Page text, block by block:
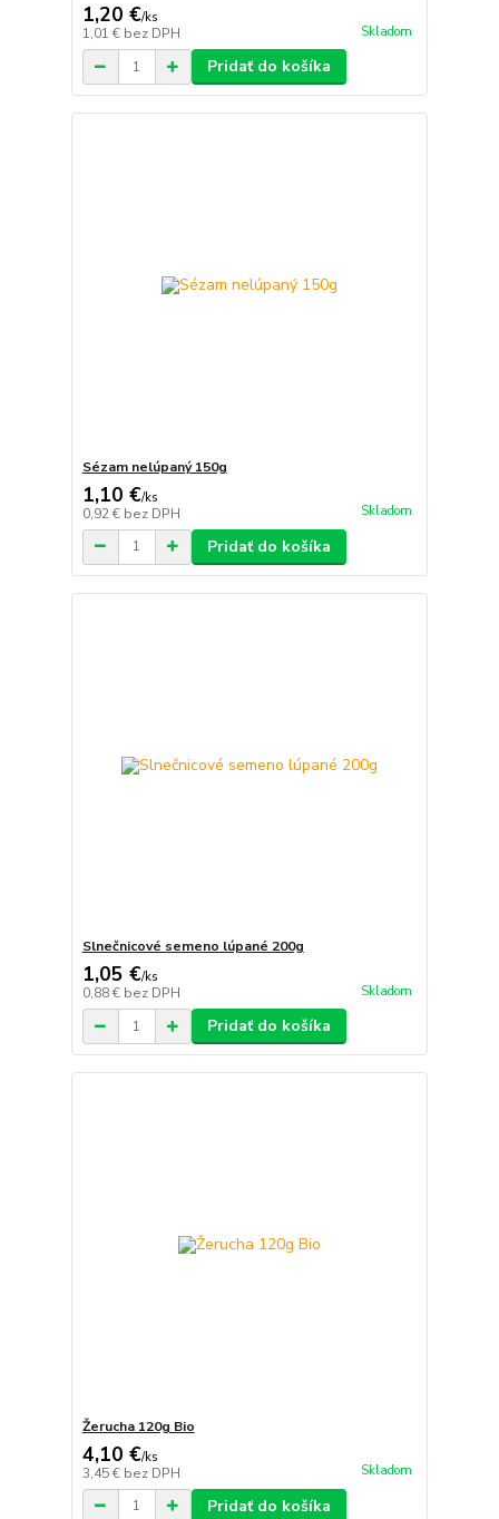
1,20 €/ks
1,01 € bez DPH Skladom
Pridať do košíka
Sézam nelúpaný 150g
1,10 €/ks
0,92 € bez DPH Skladom
Pridať do košíka
Slnečnicové semeno lúpané 200g
1,05 €/ks
0,88 € bez DPH Skladom
Pridať do košíka
Žerucha 120g Bio
4,10 €/ks
3,45 € bez DPH Skladom
Pridať do košíka